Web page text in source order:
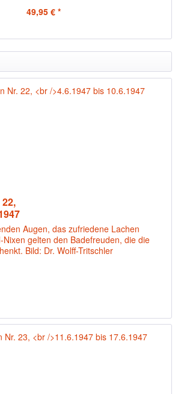
49,95 € *
Augen, das zufriedene Lachen
gelten den Badefreuden, die die
Bild: Dr. Wolff-Tritschler